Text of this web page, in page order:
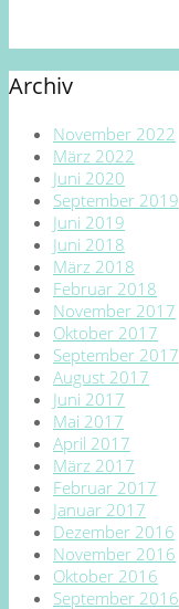
Archiv
November 2022
März 2022
Juni 2020
September 2019
Juni 2019
Juni 2018
März 2018
Februar 2018
November 2017
Oktober 2017
September 2017
August 2017
Juni 2017
Mai 2017
April 2017
März 2017
Februar 2017
Januar 2017
Dezember 2016
November 2016
Oktober 2016
September 2016